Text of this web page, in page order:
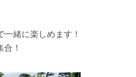
緒に楽しめます！
！